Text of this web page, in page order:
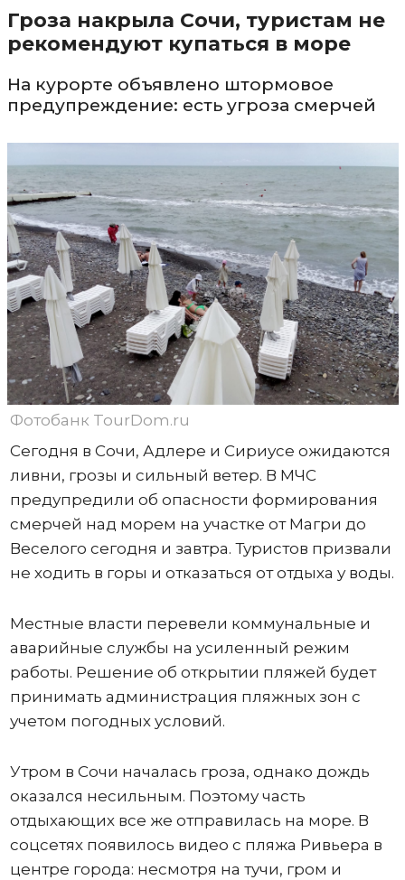
Гроза накрыла Сочи, туристам не
рекомендуют купаться в море
На курорте объявлено штормовое
предупреждение: есть угроза смерчей
Фотобанк TourDom.ru
Сегодня в Сочи, Адлере и Сириусе ожидаются
ливни, грозы и сильный ветер. В МЧС
предупредили об опасности формирования
смерчей над морем на участке от Магри до
Веселого сегодня и завтра. Туристов призвали
не ходить в горы и отказаться от отдыха у воды.
Местные власти перевели коммунальные и
аварийные службы на усиленный режим
работы. Решение об открытии пляжей будет
принимать администрация пляжных зон с
учетом погодных условий.
Утром в Сочи началась гроза, однако дождь
оказался несильным. Поэтому часть
отдыхающих все же отправилась на море. В
соцсетях появилось видео с пляжа Ривьера в
центре города: несмотря на тучи, гром и